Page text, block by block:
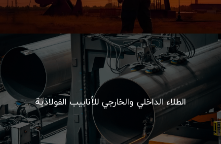
الطلاء الداخلي والخارجي للأنابيب الفولاذية